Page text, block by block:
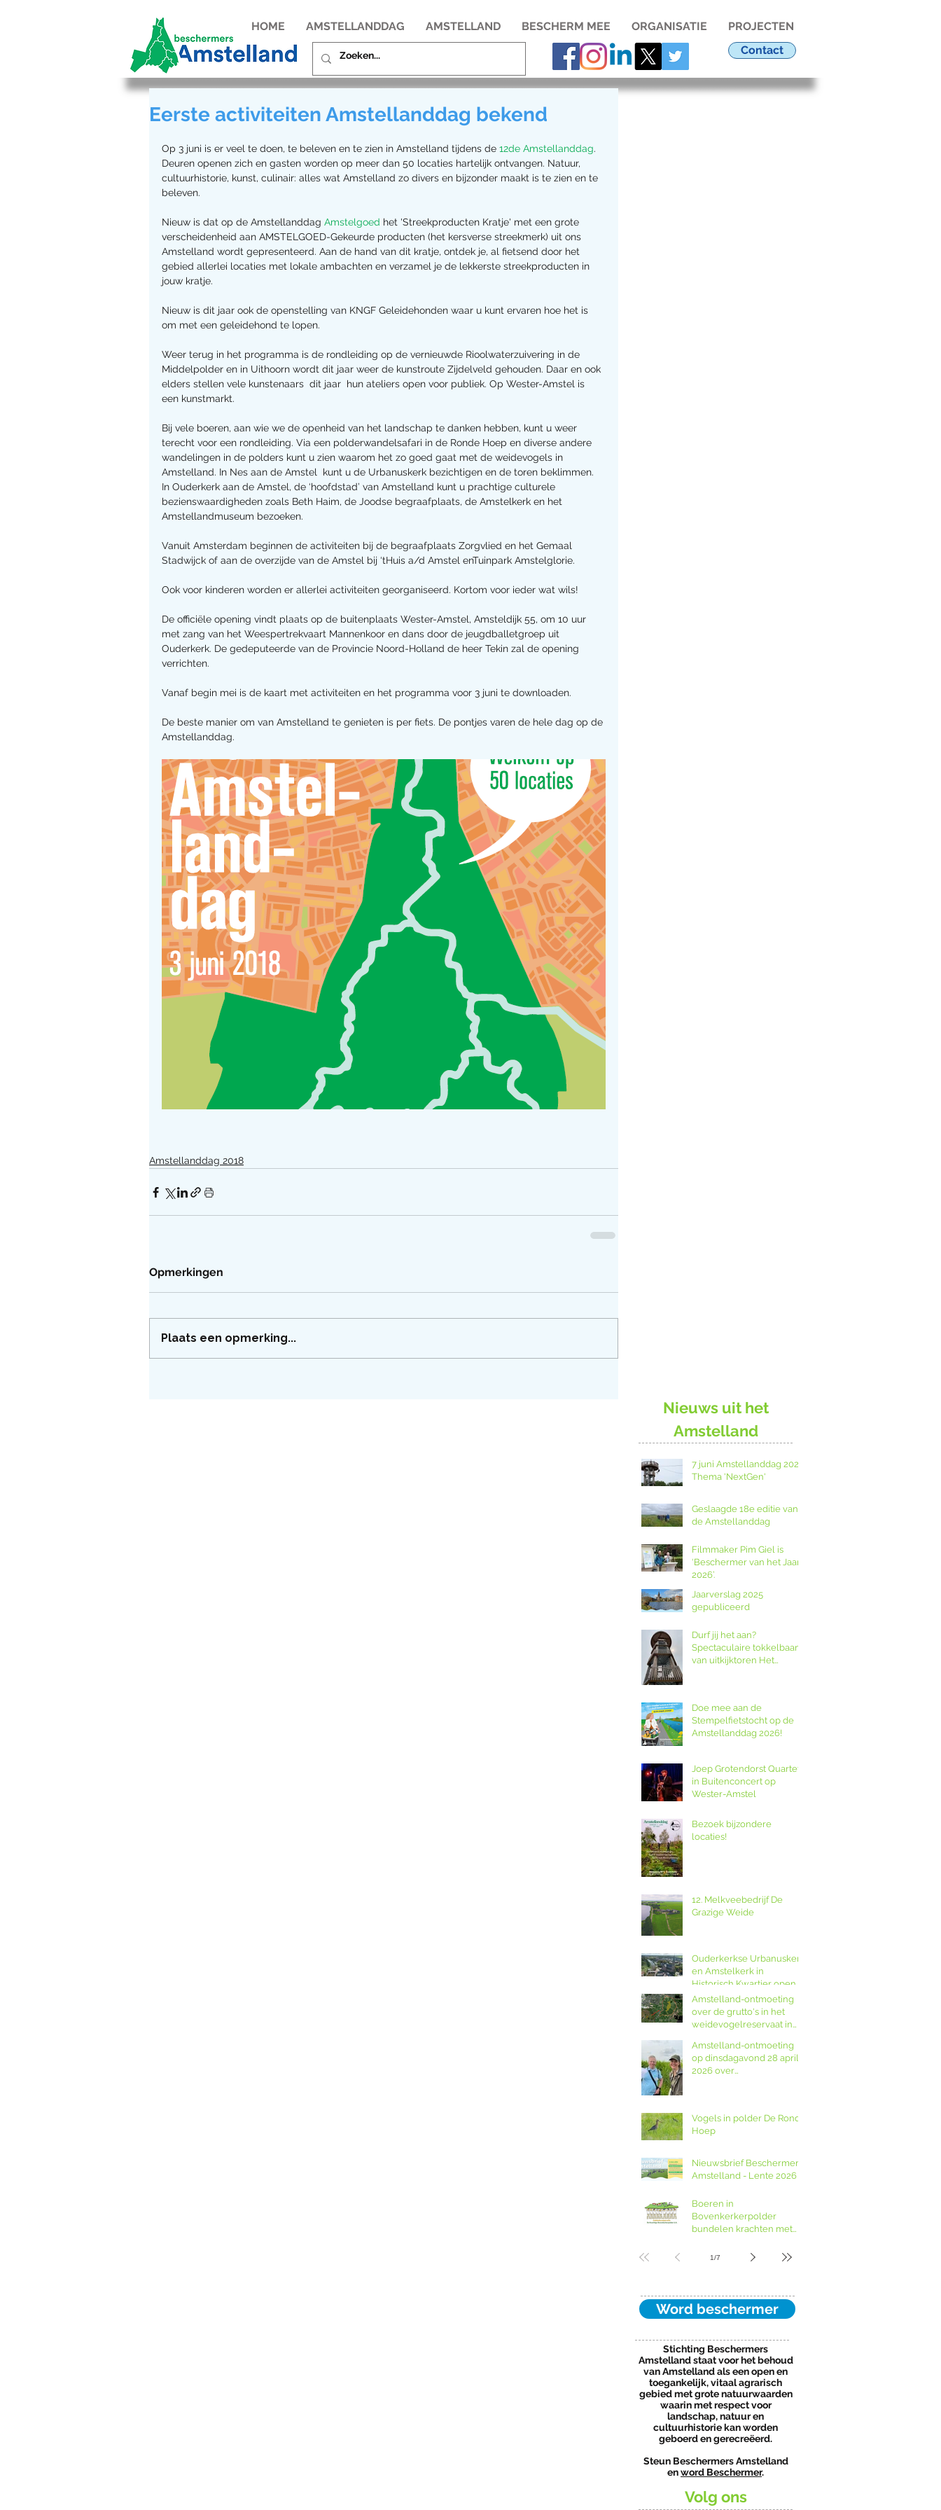
HOME AMSTELLANDDAG AMSTELLAND BESCHERM MEE ORGANISATIE
PROJECTEN
Contact
Eerste activiteiten Amstellanddag bekend
Op 3 juni is er veel te doen, te beleven en te zien in Amstelland tijdens de 12de Amstellanddag.
Deuren openen zich en gasten worden op meer dan 50 locaties hartelijk ontvangen. Natuur,
cultuurhistorie, kunst, culinair: alles wat Amstelland zo divers en bijzonder maakt is te zien en te
beleven.
Nieuw is dat op de Amstellanddag Amstelgoed het 'Streekproducten Kratje' met een grote
verscheidenheid aan AMSTELGOED-Gekeurde producten (het kersverse streekmerk) uit ons
Amstelland wordt gepresenteerd. Aan de hand van dit kratje, ontdek je, al fietsend door het
gebied allerlei locaties met lokale ambachten en verzamel je de lekkerste streekproducten in
jouw kratje.
Nieuw is dit jaar ook de openstelling van KNGF Geleidehonden waar u kunt ervaren hoe het is
om met een geleidehond te lopen.
Weer terug in het programma is de rondleiding op de vernieuwde Rioolwaterzuivering in de
Middelpolder en in Uithoorn wordt dit jaar weer de kunstroute Zijdelveld gehouden. Daar en ook
elders stellen vele kunstenaars  dit jaar  hun ateliers open voor publiek. Op Wester-Amstel is
een kunstmarkt.
Bij vele boeren, aan wie we de openheid van het landschap te danken hebben, kunt u weer
terecht voor een rondleiding. Via een polderwandelsafari in de Ronde Hoep en diverse andere
wandelingen in de polders kunt u zien waarom het zo goed gaat met de weidevogels in
Amstelland. In Nes aan de Amstel  kunt u de Urbanuskerk bezichtigen en de toren beklimmen.
In Ouderkerk aan de Amstel, de ‘hoofdstad’ van Amstelland kunt u prachtige culturele
bezienswaardigheden zoals Beth Haim, de Joodse begraafplaats, de Amstelkerk en het
Amstellandmuseum bezoeken.
Vanuit Amsterdam beginnen de activiteiten bij de begraafplaats Zorgvlied en het Gemaal
Stadwijck of aan de overzijde van de Amstel bij ‘tHuis a/d Amstel enTuinpark Amstelglorie.
Ook voor kinderen worden er allerlei activiteiten georganiseerd. Kortom voor ieder wat wils!
De officiële opening vindt plaats op de buitenplaats Wester-Amstel, Amsteldijk 55, om 10 uur
met zang van het Weespertrekvaart Mannenkoor en dans door de jeugdballetgroep uit
Ouderkerk. De gedeputeerde van de Provincie Noord-Holland de heer Tekin zal de opening
verrichten.
Vanaf begin mei is de kaart met activiteiten en het programma voor 3 juni te downloaden.
De beste manier om van Amstelland te genieten is per fiets. De pontjes varen de hele dag op de
Amstellanddag.
Amstellanddag 2018
Opmerkingen
Plaats een opmerking...
Nieuws uit het
Amstelland
7 juni Amstellanddag 2026:
Thema 'NextGen'
Geslaagde 18e editie van
de Amstellanddag
Filmmaker Pim Giel is
‘Beschermer van het Jaar
2026’.
Jaarverslag 2025
gepubliceerd
Durf jij het aan?
Spectaculaire tokkelbaan
van uitkijktoren Het
Doe mee aan de
Stempelfietstocht op de
Amstellanddag 2026!
Joep Grotendorst Quartet
in Buitenconcert op
Wester-Amstel
Bezoek bijzondere
locaties!
12. Melkveebedrijf De
Grazige Weide
Ouderkerkse Urbanuskerk
en Amstelkerk in
Historisch Kwartier open
op Amstellanddag met
rondleidingen,
fototentoonstelling en
Amstelland-ontmoeting
over de grutto's in het
weidevogelreservaat in
Amstelland-ontmoeting
op dinsdagavond 28 april
2026 over
Kwant van Landschap
Noord-Holland
Vogels in polder De Ronde
Hoep
Nieuwsbrief Beschermers
Amstelland - Lente 2026
Boeren in
Bovenkerkerpolder
bundelen krachten met
1/7
Word beschermer
Stichting Beschermers
Amstelland staat voor het behoud
van Amstelland als een open en
toegankelijk, vitaal agrarisch
gebied met grote natuurwaarden
waarin met respect voor
landschap, natuur en
cultuurhistorie kan worden
geboerd en gerecreëerd.
Steun Beschermers Amstelland
enword Beschermer.
Volg ons